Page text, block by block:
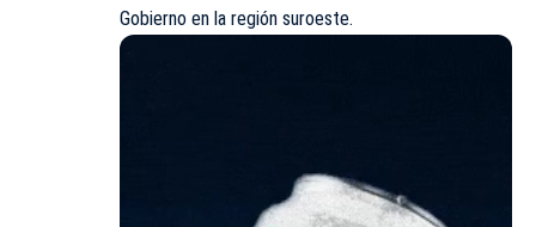
Gobierno en la región suroeste.